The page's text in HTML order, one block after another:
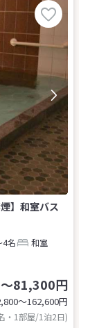
】和室バス
4名
和室
81,300円
〜162,600円
・1部屋/1泊2日)